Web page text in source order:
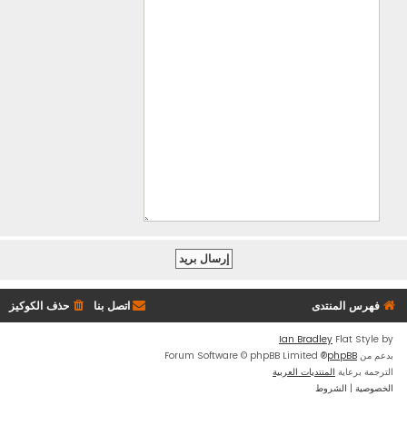
فهرس المنتدى حذف الكوكيز اتصل بنا
Flat Style by
Ian Bradley
بدعم من phpBB
® Forum Software © phpBB Limited
الترجمة برعاية المنتديات العربية
الخصوصية | الشروط